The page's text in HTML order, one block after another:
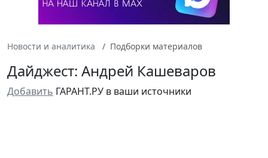
Новости и аналитика Подборки материалов
Дайджест: Андрей Кашеваров
Добавить ГАРАНТ.РУ в ваши источники